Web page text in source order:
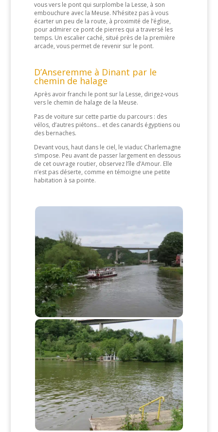
vous vers le pont qui surplombe la Lesse, à son
embouchure avec la Meuse. N’hésitez pas à vous
écarter un peu de la route, à proximité de l’église,
pour admirer ce pont de pierres qui a traversé les
temps. Un escalier caché, situé près de la première
arcade, vous permet de revenir sur le pont.
D’Anseremme à Dinant par le
chemin de halage
Après avoir franchi le pont sur la Lesse, dirigez-vous
vers le chemin de halage de la Meuse.
Pas de voiture sur cette partie du parcours : des
vélos, d’autres piétons… et des canards égyptiens ou
des bernaches.
Devant vous, haut dans le ciel, le viaduc Charlemagne
s’impose. Peu avant de passer largement en dessous
de cet ouvrage routier, observez l’île d’Amour. Elle
n’est pas déserte, comme en témoigne une petite
habitation à sa pointe.